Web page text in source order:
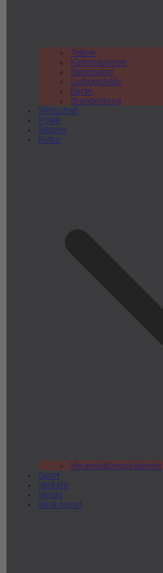
Teltow
Kleinmachnow
Stahnsdorf
Ludwigsfelde
Berlin
Brandenburg
Wirtschaft
Politik
Bildung
Kultur
Veranstaltungskalender
Sport
Verkehr
Verlag
lokal.report